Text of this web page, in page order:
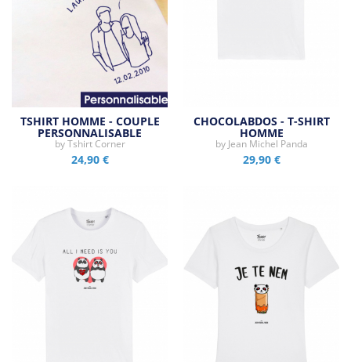
TSHIRT HOMME - COUPLE
PERSONNALISABLE
byTshirt Corner
24,90 €
CHOCOLABDOS - T-SHIRT
HOMME
by Jean Michel Panda
29,90 €